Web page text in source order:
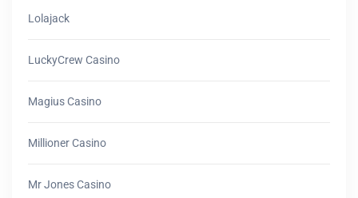
Lolajack
LuckyCrew Casino
Magius Casino
Millioner Casino
Mr Jones Casino